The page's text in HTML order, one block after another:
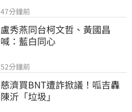
47分鐘前
盧秀燕同台柯文哲、黃國昌
喊：藍白同心
52分鐘前
慈濟買BNT遭詐掀議！呱吉轟
陳沂「垃圾」